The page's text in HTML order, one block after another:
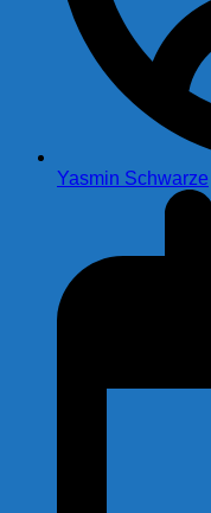
Yasmin Schwarze